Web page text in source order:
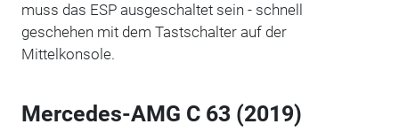
muss das ESP ausgeschaltet sein - schnell
geschehen mit dem Tastschalter auf der
Mittelkonsole.
Mercedes-AMG C 63 (2019)